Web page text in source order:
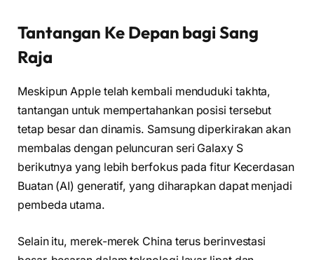
Tantangan Ke Depan bagi Sang
Raja
Meskipun Apple telah kembali menduduki takhta,
tantangan untuk mempertahankan posisi tersebut
tetap besar dan dinamis. Samsung diperkirakan akan
membalas dengan peluncuran seri Galaxy S
berikutnya yang lebih berfokus pada fitur Kecerdasan
Buatan (AI) generatif, yang diharapkan dapat menjadi
pembeda utama.
Selain itu, merek-merek China terus berinvestasi